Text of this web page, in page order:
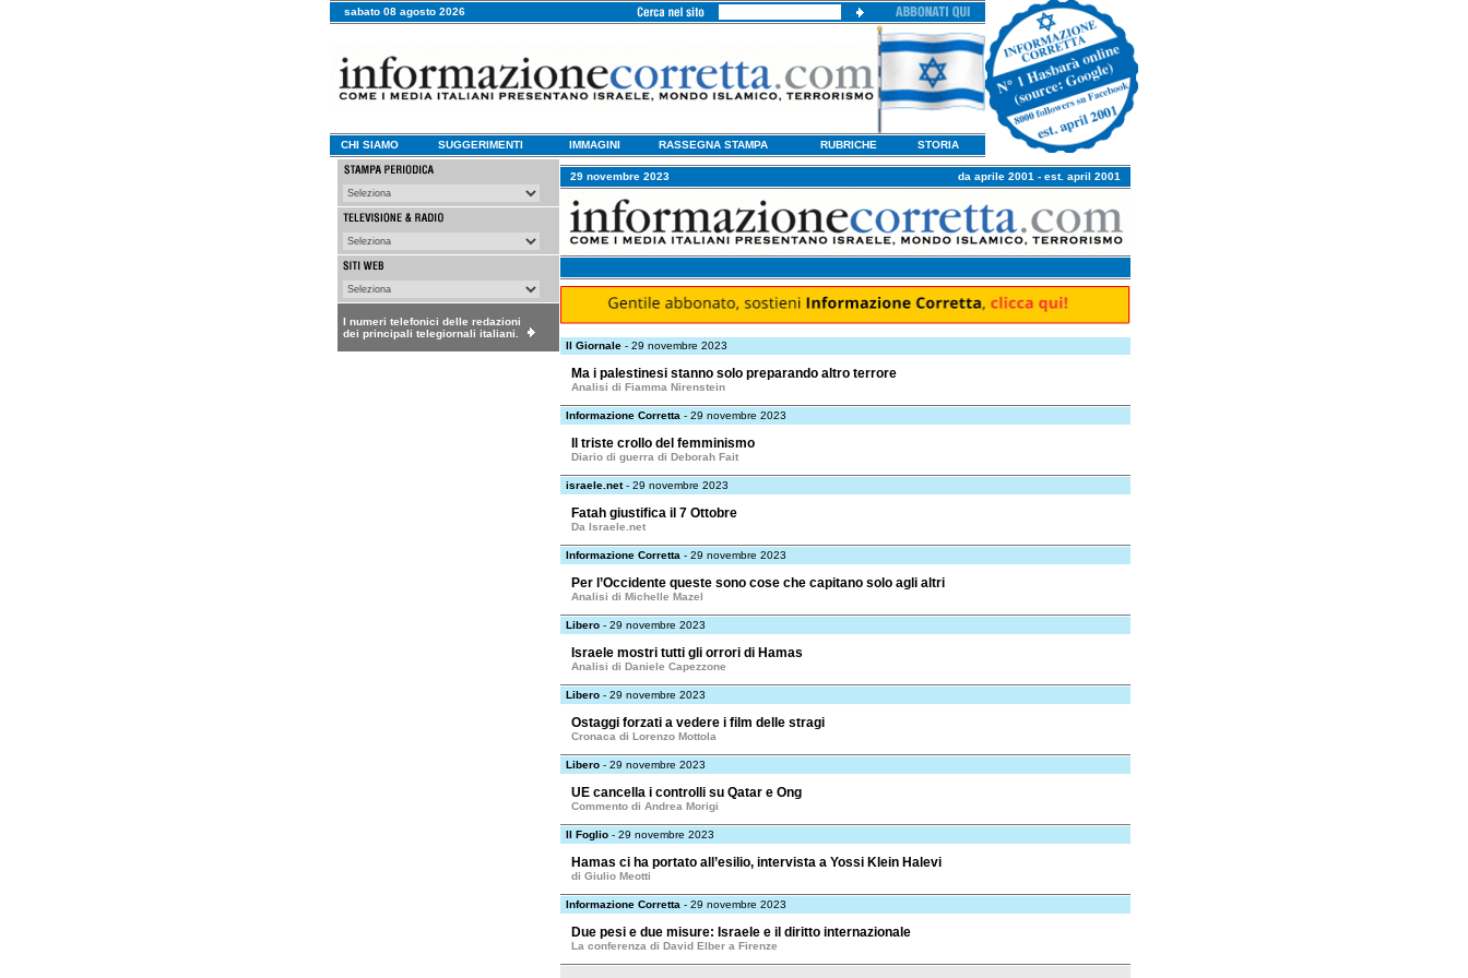
sabato 08 agosto 2026
CHI SIAMO SUGGERIMENTI IMMAGINI RASSEGNA STAMPA RUBRICHE STORIA
I numeri telefonici delle redazioni
dei principali telegiornali italiani.
29 novembre 2023 da aprile 2001 - est. april 2001
Il Giornale - 29 novembre 2023
Ma i palestinesi stanno solo preparando altro terrore
Analisi di Fiamma Nirenstein
Informazione Corretta - 29 novembre 2023
Il triste crollo del femminismo
Diario di guerra di Deborah Fait
israele.net- 29 novembre 2023
Fatah giustifica il 7 Ottobre
Da Israele.net
Informazione Corretta - 29 novembre 2023
Per l’Occidente queste sono cose che capitano solo agli altri
Analisi di Michelle Mazel
Libero - 29 novembre 2023
Israele mostri tutti gli orrori di Hamas
Analisi di Daniele Capezzone
Libero - 29 novembre 2023
Ostaggi forzati a vedere i film delle stragi
Cronaca di Lorenzo Mottola
Libero - 29 novembre 2023
UE cancella i controlli su Qatar e Ong
Commento di Andrea Morigi
Il Foglio - 29 novembre 2023
Hamas ci ha portato all’esilio, intervista a Yossi Klein Halevi
di Giulio Meotti
Informazione Corretta - 29 novembre 2023
Due pesi e due misure: Israele e il diritto internazionale
La conferenza di David Elber a Firenze